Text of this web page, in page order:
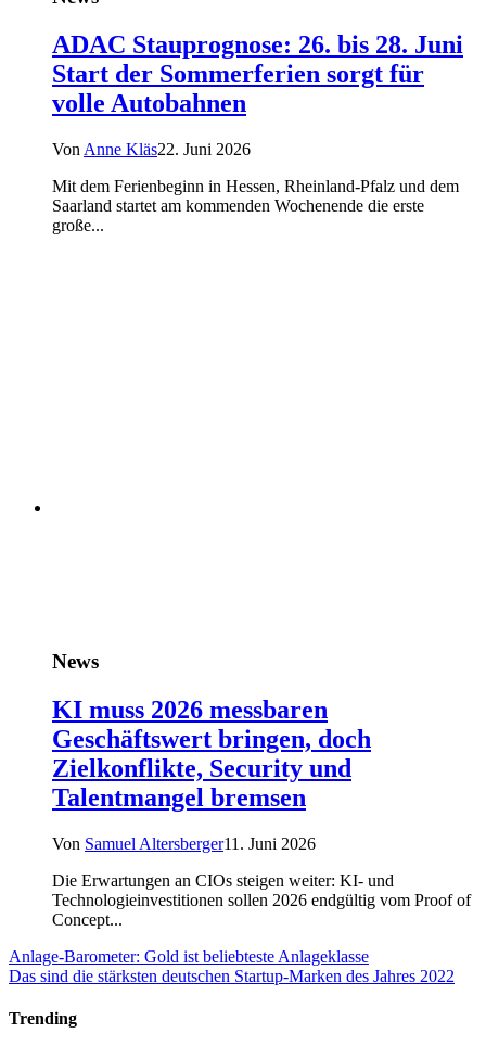
ADAC Stauprognose: 26. bis 28. Juni
Start der Sommerferien sorgt für
volle Autobahnen
Von Anne Kläs22. Juni 2026
Mit dem Ferienbeginn in Hessen, Rheinland-Pfalz und dem
Saarland startet am kommenden Wochenende die erste
große...
News
KI muss 2026 messbaren
Geschäftswert bringen, doch
Zielkonflikte, Security und
Talentmangel bremsen
Von Samuel Altersberger11. Juni 2026
Die Erwartungen an CIOs steigen weiter: KI- und
Technologieinvestitionen sollen 2026 endgültig vom Proof of
Concept...
Anlage-Barometer: Gold ist beliebteste Anlageklasse
Das sind die stärksten deutschen Startup-Marken des Jahres 2022
Trending